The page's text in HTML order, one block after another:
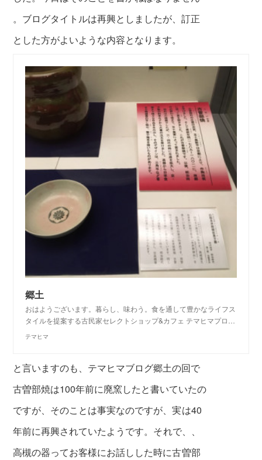
。ブログタイトルは再興としましたが、訂正
とした方がよいような内容となります。
郷土
おはようございます。暮らし、味わう。食を通して豊かなライフス
タイルを提案する古民家セレクトショップ&カフェ テマヒマプロ…
テマヒマ
と言いますのも、テマヒマブログ郷土の回で
古曽部焼は100年前に廃窯したと書いていたの
ですが、そのことは事実なのですが、実は40
年前に再興されていたようです。 それで、、
高槻の器ってお客様にお話しした時に古曽部